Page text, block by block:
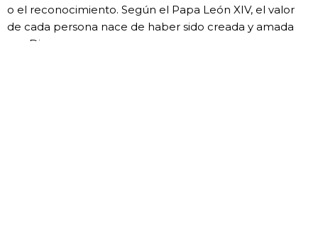
o el reconocimiento. Según el Papa León XIV, el valor
de cada persona nace de haber sido creada y amada
por Dios.